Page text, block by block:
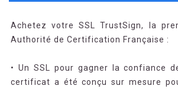
Achetez votre SSL TrustSign, la
Authorité de Certification Française :
• Un SSL pour gagner la confiance
certificat a été conçu sur mesure